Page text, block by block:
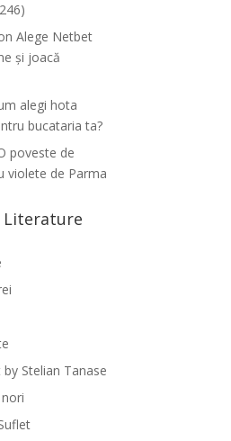
Alege Netbet
și joacă
alegi hota
bucataria ta?
poveste de
violete de Parma
Literature
Stelian Tanase